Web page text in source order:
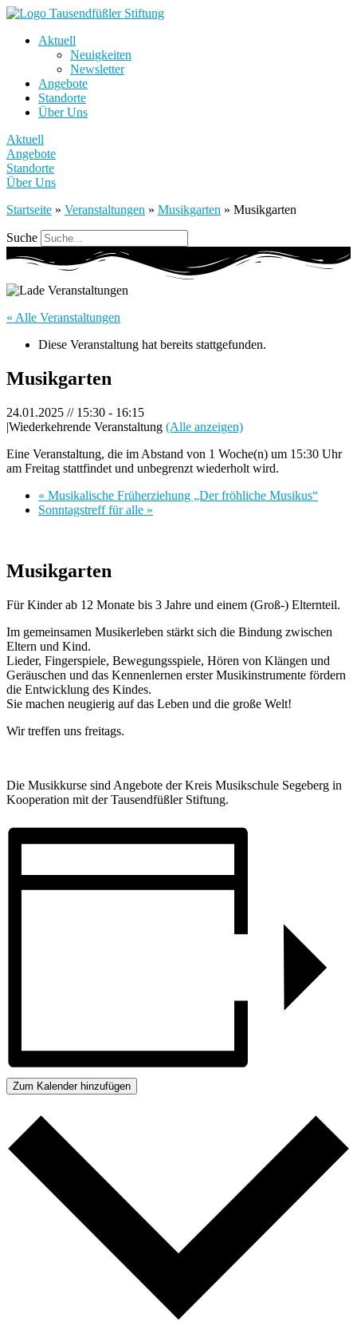
Aktuell
Neuigkeiten
Newsletter
Angebote
Standorte
Über Uns
Aktuell
Angebote
Standorte
Über Uns
Startseite » Veranstaltungen » Musikgarten » Musikgarten
Suche
« Alle Veranstaltungen
Diese Veranstaltung hat bereits stattgefunden.
Musikgarten
24.01.2025 // 15:30 - 16:15
|Wiederkehrende Veranstaltung (Alle anzeigen)
Eine Veranstaltung, die im Abstand von 1 Woche(n) um 15:30 Uhr
am Freitag stattfindet und unbegrenzt wiederholt wird.
« Musikalische Früherziehung „Der fröhliche Musikus“
Sonntagstreff für alle »
Musikgarten
Für Kinder ab 12 Monate bis 3 Jahre und einem (Groß-) Elternteil.
Im gemeinsamen Musikerleben stärkt sich die Bindung zwischen
Eltern und Kind.
Lieder, Fingerspiele, Bewegungsspiele, Hören von Klängen und
Geräuschen und das Kennenlernen erster Musikinstrumente fördern
die Entwicklung des Kindes.
Sie machen neugierig auf das Leben und die große Welt!
Wir treffen uns freitags.
Die Musikkurse sind Angebote der Kreis Musikschule Segeberg in
Kooperation mit der Tausendfüßler Stiftung.
Zum Kalender hinzufügen